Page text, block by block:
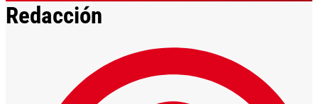
Redacción